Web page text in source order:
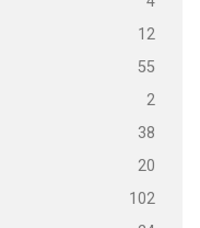
12
55
2
38
20
102